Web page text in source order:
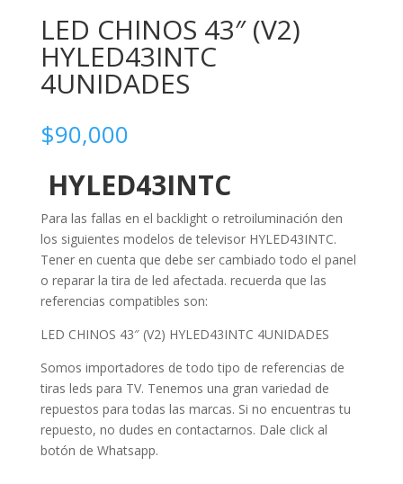
LED CHINOS 43″ (V2)
HYLED43INTC
4UNIDADES
$90,000
HYLED43INTC
Para las fallas en el backlight o retroiluminación den
los siguientes modelos de televisor HYLED43INTC.
Tener en cuenta que debe ser cambiado todo el panel
o reparar la tira de led afectada. recuerda que las
referencias compatibles son:
LED CHINOS 43″ (V2) HYLED43INTC 4UNIDADES
Somos importadores de todo tipo de referencias de
tiras leds para TV. Tenemos una gran variedad de
repuestos para todas las marcas. Si no encuentras tu
repuesto, no dudes en contactarnos. Dale click al
botón de Whatsapp.